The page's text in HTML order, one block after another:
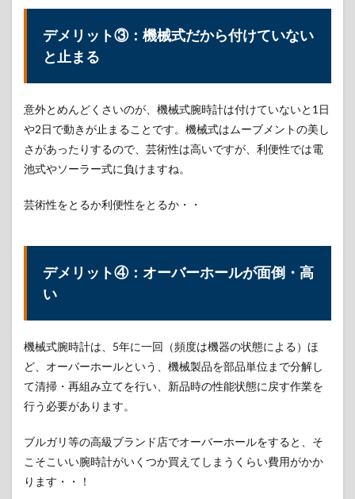
デメリット③：機械式だから付けていない
と止まる
意外とめんどくさいのが、機械式腕時計は付けていないと1日
や2日で動きが止まることです。機械式はムーブメントの美し
さがあったりするので、芸術性は高いですが、利便性では電
池式やソーラー式に負けますね。
芸術性をとるか利便性をとるか・・
デメリット④：オーバーホールが面倒・高
い
機械式腕時計は、5年に一回（頻度は機器の状態による）ほ
ど、オーバーホールという、機械製品を部品単位まで分解し
て清掃・再組み立てを行い、新品時の性能状態に戻す作業を
行う必要があります。
ブルガリ等の高級ブランド店でオーバーホールをすると、そ
こそこいい腕時計がいくつか買えてしまうくらい費用がかか
ります・・！